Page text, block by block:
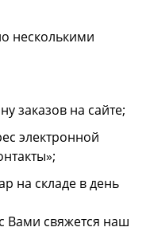
несколькими
заказов на сайте;
электронной
на складе в день
Вами свяжется наш